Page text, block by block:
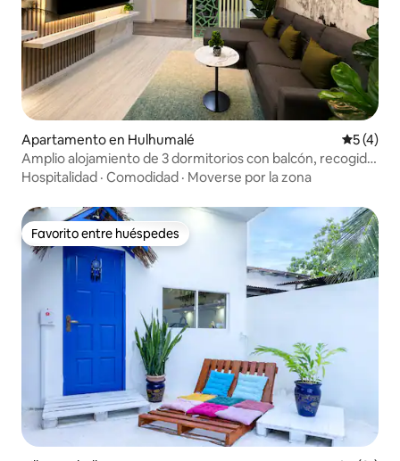
Apartamento en Hulhumalé
5 (4)
Amplio alojamiento de 3 dormitorios con balcón, recogida
en el aeropuerto | Playa a 5 minutos
Hospitalidad · Comodidad · Moverse por la zona
Favorito entre huéspedes
Favorito entre huéspedes